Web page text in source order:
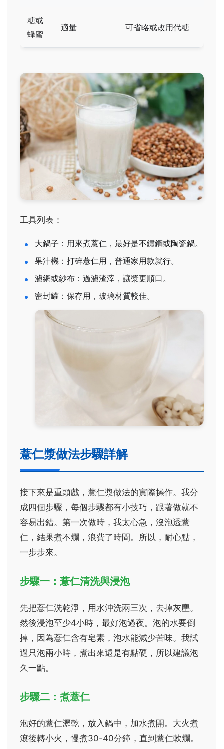
糖或
蜂蜜
適量 可省略或改用代糖
工具列表：
大鍋子：用來煮薏仁，最好是不鏽鋼或陶瓷鍋。
果汁機：打碎薏仁用，普通家用款就行。
濾網或紗布：過濾渣滓，讓漿更順口。
密封罐：保存用，玻璃材質較佳。
薏仁漿做法步驟詳解
接下來是重頭戲，薏仁漿做法的實際操作。我分
成四個步驟，每個步驟都有小技巧，跟著做就不
容易出錯。第一次做時，我太心急，沒泡透薏
仁，結果煮不爛，浪費了時間。所以，耐心點，
一步步來。
步驟一：薏仁清洗與浸泡
先把薏仁洗乾淨，用水沖洗兩三次，去掉灰塵。
然後浸泡至少4小時，最好泡過夜。泡的水要倒
掉，因為薏仁含有皂素，泡水能減少苦味。我試
過只泡兩小時，煮出來還是有點硬，所以建議泡
久一點。
步驟二：煮薏仁
泡好的薏仁瀝乾，放入鍋中，加水煮開。大火煮
滾後轉小火，慢煮30-40分鐘，直到薏仁軟爛。